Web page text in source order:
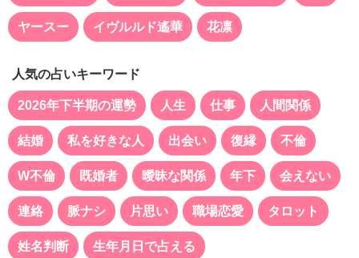
ヤースー イヴルルド遙華 花凛
人気の占いキーワード
2026年下半期の運勢 人生 仕事 人間関係
結婚 私を好きな人 出会い 復縁 不倫
W不倫 既婚者 曖昧な関係 年下 会えない
連絡 脈ナシ 片思い 職場恋愛 タロット
姓名判断 生年月日で占える